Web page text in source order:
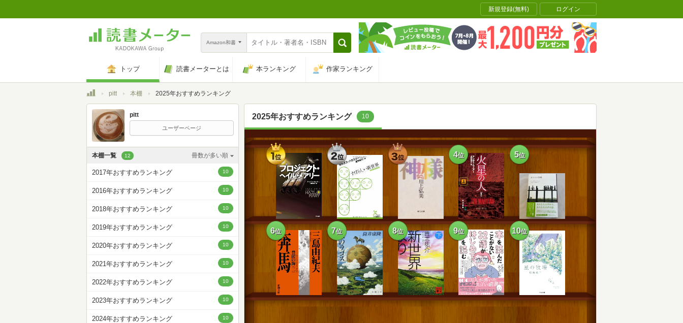
新規登録(無料) ログイン
Amazon和書
トップ 読書メーターとは 本ランキング 作家ランキング
トップpitt 本棚 2025年おすすめランキング
pitt
ユーザーページ
本棚一覧 12 冊数が多い順
カスタム順
登録日時が新しい順
登録日時が古い順
冊数が多い順
冊数が少ない順
2017年おすすめランキング 10
2016年おすすめランキング 10
2018年おすすめランキング 10
2019年おすすめランキング 10
2020年おすすめランキング 10
2021年おすすめランキング 10
2022年おすすめランキング 10
2023年おすすめランキング 10
2024年おすすめランキング 10
2025年おすすめランキング 10
1 2位 3位 4位 5位
6位 7位 8位 9位 10位